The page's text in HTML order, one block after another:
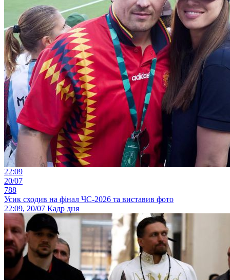
22:09
20/07
788
Усик сходив на фінал ЧС-2026 та виставив фото
22:09, 20/07 Кадр дня